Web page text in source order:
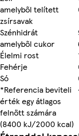
amelyből telített
zsírsavak
Szénhidrát
amelyből cukor
Élelmi rost
Fehérje
Só
*Referencia beviteli
érték egy átlagos
felnőtt számára
(8400 kJ/2000 kcal)